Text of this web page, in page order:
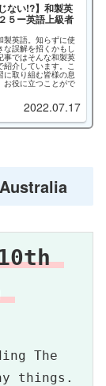
ない!?】和製英
５ー英語上級者
製英語。知らずに使
な誤解を招くかもし
事ではそんな和製英
紹介しています。こ
に取り組む皆様の息
お役に立つことがで
2022.07.17
The
things.